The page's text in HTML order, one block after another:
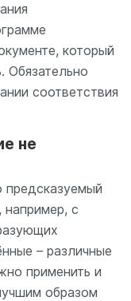
который
Обязательно
соответствия
не
с
– различные
применить и
образом